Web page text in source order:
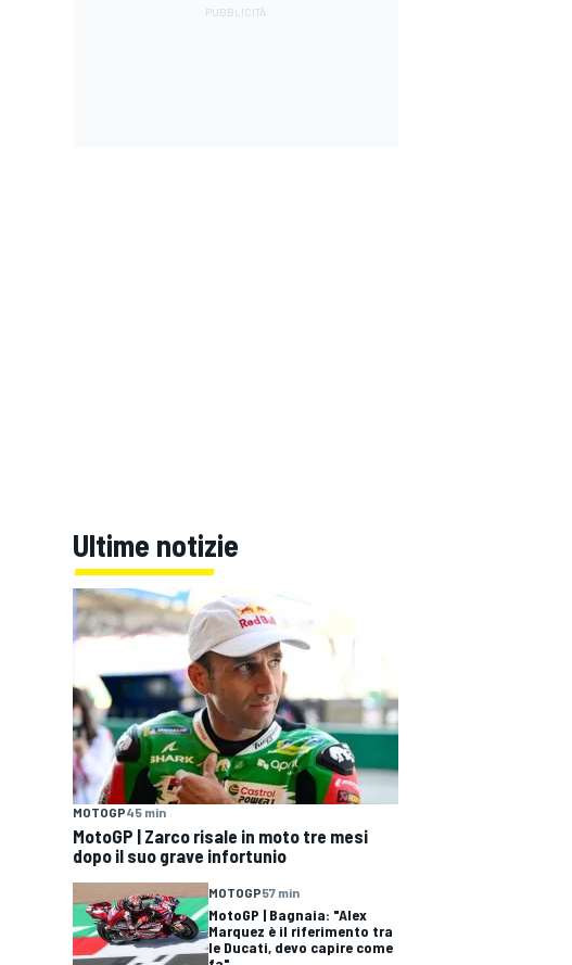
Ultime notizie
MOTOGP45 min
MotoGP | Zarco risale in moto tre mesi
dopo il suo grave infortunio
MOTOGP57 min
MotoGP | Bagnaia: "Alex
Marquez è il riferimento tra
le Ducati, devo capire come